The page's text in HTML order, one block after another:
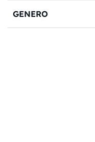
GENERO